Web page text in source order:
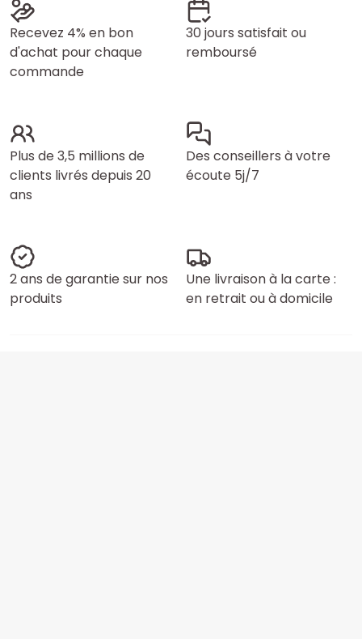
Recevez 4% en bon
d'achat pour chaque
commande
30 jours satisfait ou
remboursé
Plus de 3,5 millions de
clients livrés depuis 20
ans
Des conseillers à votre
écoute 5j/7
2 ans de garantie sur nos
produits
Une livraison à la carte :
en retrait ou à domicile